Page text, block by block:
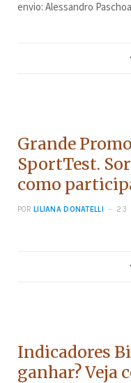
envio: Alessandro
Grande
SportTest.
como
POR LILIANA DONATELLI 23
Indicadores
ganhar? Veja